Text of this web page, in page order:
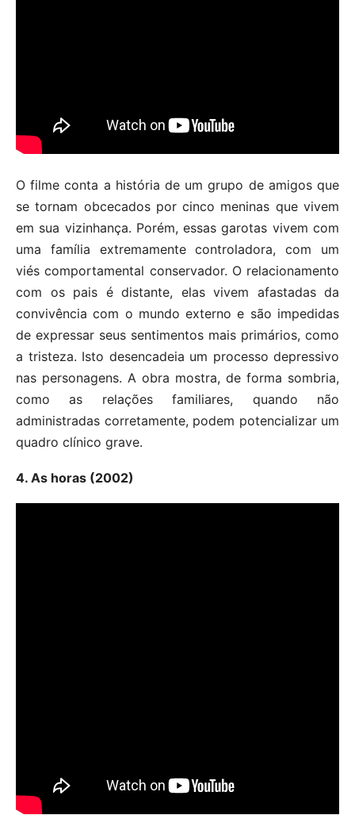
O filme conta a história de um grupo de amigos que
se tornam obcecados por cinco meninas que vivem
em sua vizinhança. Porém, essas garotas vivem com
uma família extremamente controladora, com um
viés comportamental conservador. O relacionamento
com os pais é distante, elas vivem afastadas da
convivência com o mundo externo e são impedidas
de expressar seus sentimentos mais primários, como
a tristeza. Isto desencadeia um processo depressivo
nas personagens. A obra mostra, de forma sombria,
como as relações familiares, quando não
administradas corretamente, podem potencializar um
quadro clínico grave.
4. As horas (2002)